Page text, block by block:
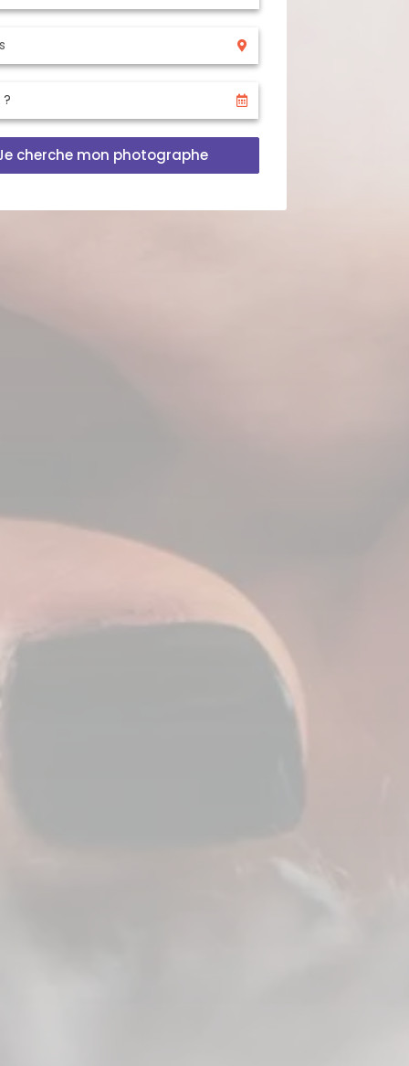
cherche mon photographe